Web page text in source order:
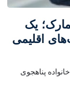
یک
اقلیمی
پناهجوی